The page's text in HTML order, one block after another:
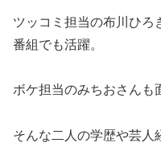
ツッコミ担当の布川ひろ
番組でも活躍。
ボケ担当のみちおさんも
そんな二人の学歴や芸人